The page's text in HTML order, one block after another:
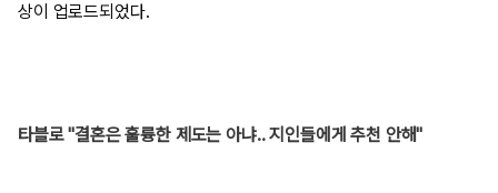
상이 업로드되었다.
타블로 "결혼은 훌륭한 제도는 아냐.. 지인들에게 추천 안해"